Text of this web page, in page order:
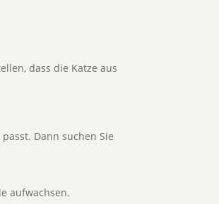
dass die Katze aus
Dann suchen Sie
aufwachsen.